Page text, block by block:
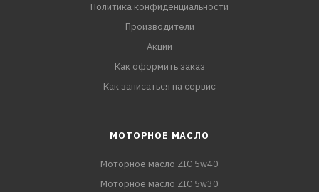
Политика конфиденциальности
Производители
Акции
Как оформить заказ
Как записаться на сервис
МОТОРНОЕ МАСЛО
Моторное масло ZIC 5w40
Моторное масло ZIC 5w30